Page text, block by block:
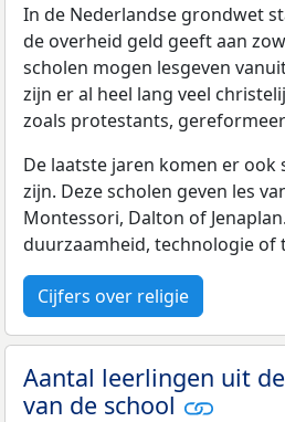
In de Nederlandse grondwet
de overheid geld geeft aan
scholen mogen lesgeven
zijn er al heel lang veel
zoals protestants,
De laatste jaren komen er
zijn. Deze scholen geven les
Montessori, Dalton of
duurzaamheid, technologie of
Cijfers over religie
Aantal leerlingen uit
van de school